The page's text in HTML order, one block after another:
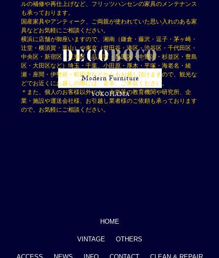
ルの補修や再仕上げなど、フリッツハンセンの家具のメンテナンス
も承っております。
国産家具やアンティーク、ご両親が使われていた思い入れのある家
具などお気軽にご相談ください。
横浜に店舗が御座いますので、湘南（鎌倉・藤沢・逗子・茅ヶ崎・
辻堂・横須賀・葉山）や東京（世田谷・港区・渋谷区・千代田区・
中央区・新宿区・江東区・品川区・目黒区・中野区・杉並区・豊島
区・大田区など）埼玉・千葉、小田原・厚木・平塚・海老名・綾
瀬・座間・伊勢原・町田市などからもお越し頂けますので、観光な
どでお近くにお越しの際には、是非、ご来店ください。
＊また、個人のお客様以外にも、大学等の教育機関や研究所、企
業・施設や運送会社様、お引越し業者様のご依頼も承っております
ので、お気軽にご相談ください。
HOME
VINTAGE OTHERS